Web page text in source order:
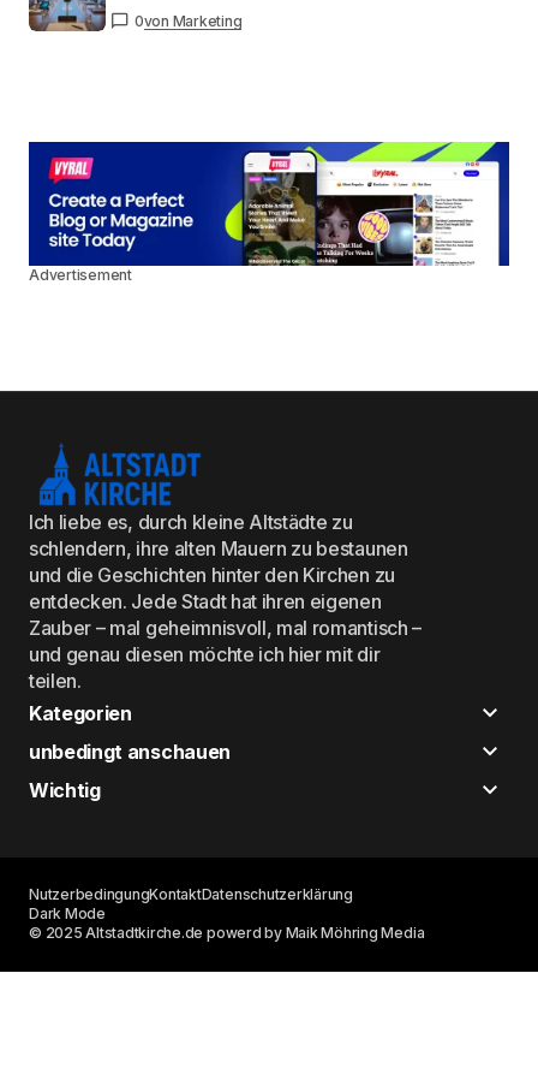
0von Marketing
Advertisement
Ich liebe es, durch kleine Altstädte zu
schlendern, ihre alten Mauern zu bestaunen
und die Geschichten hinter den Kirchen zu
entdecken. Jede Stadt hat ihren eigenen
Zauber – mal geheimnisvoll, mal romantisch –
und genau diesen möchte ich hier mit dir
teilen.
Kategorien
unbedingt anschauen
Wichtig
© 2025 Altstadtkirche.de powerd by Maik Möhring Media
NutzerbedingungKontaktDatenschutzerklärung
Dark Mode